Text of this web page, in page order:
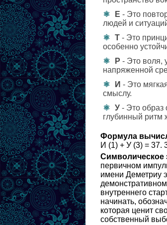
Е - Это
людей и
Т - Это
особенно
Р - Это воля,
напряженной
И - Это
смыслу.
У - Это образ
глубинный ритм
Формула
И (1) + У (3) = 37.
Символическое
первичном
имени Деметриу
внутреннего
начинать,
которая ценит
собственный